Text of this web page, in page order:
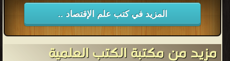
المزيد في كتب علم الإقتصاد ..
مزيد من مكتبة الكتب العلمية